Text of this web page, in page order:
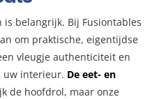
belangrijk. Bij Fusiontables
om praktische, eigentijdse
vleugje authenticiteit en
uw interieur. De eet- en
de hoofdrol, maar onze